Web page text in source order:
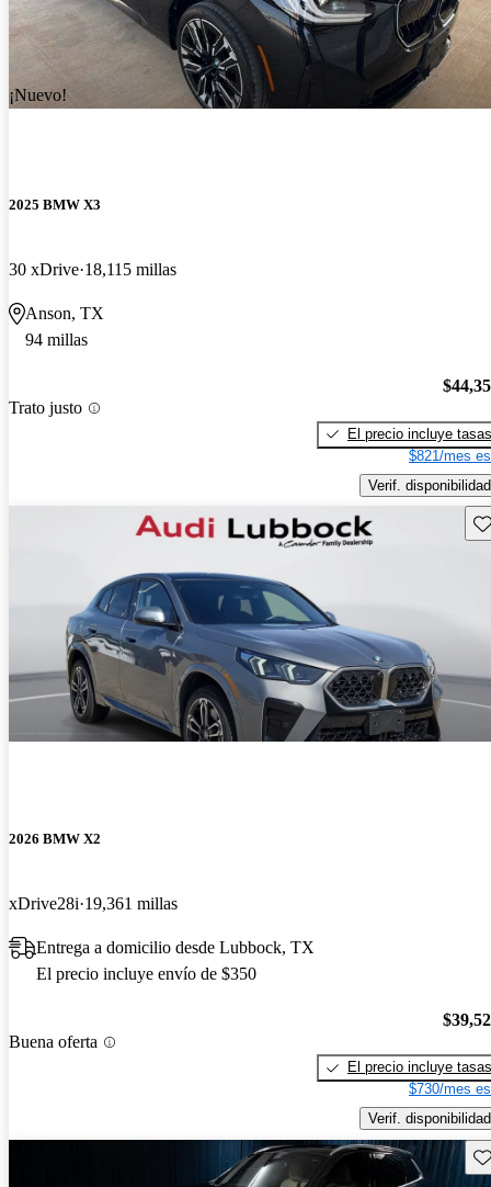
¡Nuevo!
2025 BMW X3
30 xDrive 18,115 millas
Anson, TX
94 millas
Trato justo
El precio incluye tasas
$821/mes
Verif. disponibilidad
2026 BMW X2
xDrive28i 19,361 millas
Entrega a domicilio desde Lubbock, TX
El precio incluye envío de $350
Buena oferta
El precio incluye tasas
$730/mes
Verif. disponibilidad